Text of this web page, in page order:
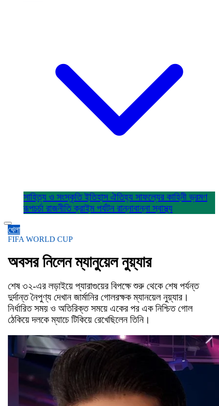
সাহিত্য ও সংস্কৃতিইতিহাস ঐতিহ্য সাফল্যের কাহিনীভ্রমণ
রূপচর্চা রাজনীতিক্রাইম পর্যটন রান্নাবান্নাস্বাস্থ্য
খেলা
FIFA WORLD CUP
অবসর নিলেন ম্যানুয়েল নুয়্যার
শেষ ৩২-এর লড়াইয়ে প্যারাগুয়ের বিপক্ষে শুরু থেকে শেষ পর্যন্ত
দুর্দান্ত নৈপুণ্য দেখান জার্মানির গোলরক্ষক ম্যানয়েল নুয়্যার।
নির্ধারিত সময় ও অতিরিক্ত সময়ে একের পর এক নিশ্চিত গোল
ঠেকিয়ে দলকে ম্যাচে টিকিয়ে রেখেছিলেন তিনি।